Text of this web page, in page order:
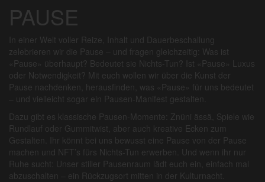
PAUSE
In einer Welt voller Reize, Inhalt und Dauerbeschallung
zelebrieren wir die Pause – und fragen gleichzeitig: Was ist
Pause überhaupt? Bedeutet sie Nichts-Tun? Ist Pause
Luxus
oder Notwendigkeit? Mit euch wollen wir über die Kunst der
Pause nachdenken, herausfinden, was
Pause
für uns bedeutet
– und vielleicht sogar ein Pausen-Manifest gestalten.
Dazu gibt es klassische Pausen-Momente: Znüni ässä, Spiele wie
Rundlauf oder Gummitwist, aber auch kreative Ecken zum
Gestalten. Ihr könnt bei uns bewusst eine Pause von der Pause
machen und NFT’s fürs Nichts-Tun erwerben. Und wenn ihr nur
Ruhe sucht: Unser stiller Pausenraum lädt euch ein, einfach mal
abzuschalten – ein Rückzugsort mitten in der Kulturnacht.